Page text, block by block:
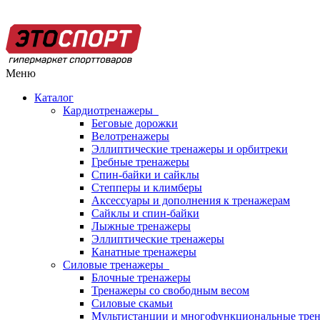
Меню
Каталог
Кардиотренажеры
Беговые дорожки
Велотренажеры
Эллиптические тренажеры и орбитреки
Гребные тренажеры
Спин-байки и сайклы
Степперы и климберы
Аксессуары и дополнения к тренажерам
Сайклы и спин-байки
Лыжные тренажеры
Эллиптические тренажеры
Канатные тренажеры
Силовые тренажеры
Блочные тренажеры
Тренажеры со свободным весом
Силовые скамьи
Мультистанции и многофункциональные